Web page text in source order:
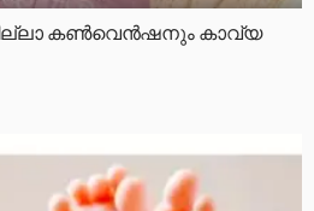
കൺവെൻഷനും കാവ്യ